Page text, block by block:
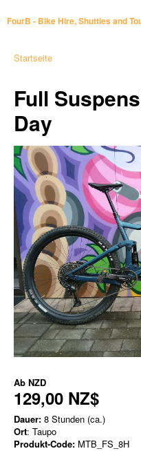
FourB - Bike Hire, Shuttles and
Startseite
Full
Day
Ab NZD
129,00 NZ$
Dauer: 8 Stunden (ca.)
Ort: Taupo
Produkt-Code: MTB_FS_8H